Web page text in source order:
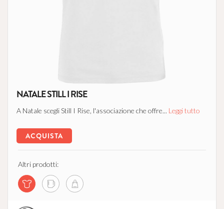
NATALE STILL I RISE
A Natale scegli Still I Rise, l'associazione che offre... Leggi tutto
ACQUISTA
Altri prodotti: